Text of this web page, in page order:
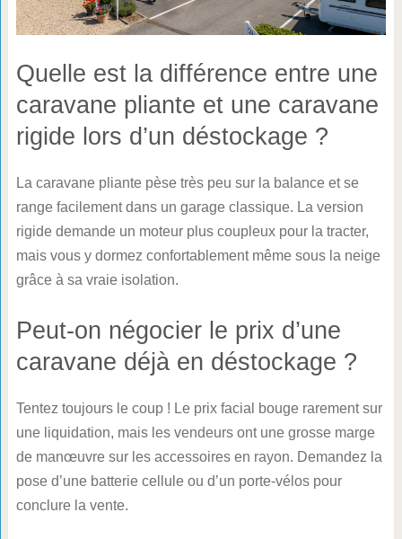
Quelle est la différence entre une
caravane pliante et une caravane
rigide lors d’un déstockage ?
La caravane pliante pèse très peu sur la balance et se
range facilement dans un garage classique. La version
rigide demande un moteur plus coupleux pour la tracter,
mais vous y dormez confortablement même sous la neige
grâce à sa vraie isolation.
Peut-on négocier le prix d’une
caravane déjà en déstockage ?
Tentez toujours le coup ! Le prix facial bouge rarement sur
une liquidation, mais les vendeurs ont une grosse marge
de manœuvre sur les accessoires en rayon. Demandez la
pose d’une batterie cellule ou d’un porte-vélos pour
conclure la vente.